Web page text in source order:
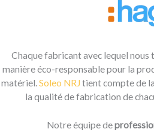
Chaque fabricant avec lequel nous
manière éco-responsable pour la
matériel. Soleo NRJ tient compte de
la qualité de fabrication de
Notre équipe de